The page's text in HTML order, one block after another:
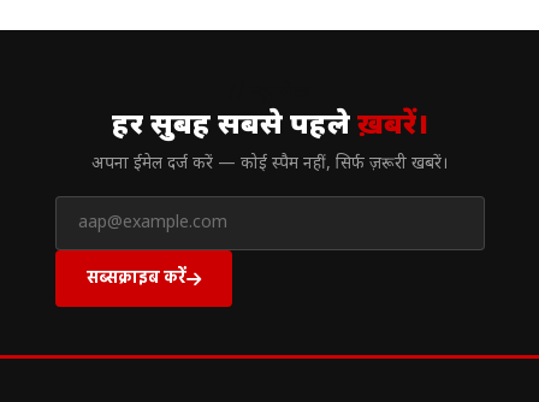
हर सुबह सबसे पहलेख़बरें।
अपना ईमेल दर्ज करें — कोई स्पैम नहीं, सिर्फ ज़रूरी खबरें।
सब्सक्राइब करें